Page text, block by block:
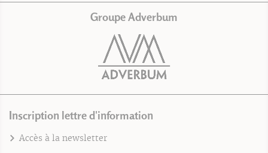
Groupe Adverbum
Inscription lettre d'information
Accès à la newsletter